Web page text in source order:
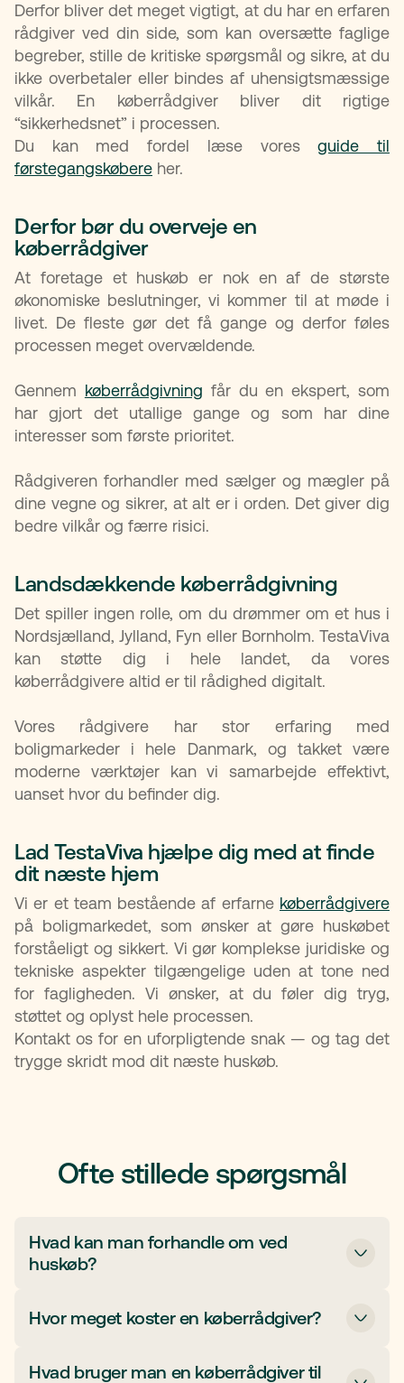
Derfor bliver det meget vigtigt, at du har en erfaren
rådgiver ved din side, som kan oversætte faglige
begreber, stille de kritiske spørgsmål og sikre, at du
ikke overbetaler eller bindes af uhensigtsmæssige
vilkår. En køberrådgiver bliver dit rigtige
“sikkerhedsnet” i processen.
Du kan med fordel læse voresguide til
førstegangskøbere her.
Derfor bør du overveje en
køberrådgiver
At foretage et huskøb er nok en af de største
økonomiske beslutninger, vi kommer til at møde i
livet. De fleste gør det få gange og derfor føles
processen meget overvældende.
Gennem køberrådgivning får du en ekspert, som
har gjort det utallige gange og som har dine
interesser som første prioritet.
Rådgiveren forhandler med sælger og mægler på
dine vegne og sikrer, at alt er i orden. Det giver dig
bedre vilkår og færre risici.
Landsdækkende køberrådgivning
Det spiller ingen rolle, om du drømmer om et hus i
Nordsjælland, Jylland, Fyn eller Bornholm. TestaViva
kan støtte dig i hele landet, da vores
køberrådgivere altid er til rådighed digitalt.
Vores rådgivere har stor erfaring med
boligmarkeder i hele Danmark, og takket være
moderne værktøjer kan vi samarbejde effektivt,
uanset hvor du befinder dig.
Lad TestaViva hjælpe dig med at finde
dit næste hjem
Vi er et team bestående af erfarne køberrådgivere
på boligmarkedet, som ønsker at gøre huskøbet
forståeligt og sikkert. Vi gør komplekse juridiske og
tekniske aspekter tilgængelige uden at tone ned
for fagligheden. Vi ønsker, at du føler dig tryg,
støttet og oplyst hele processen.
Kontakt os for en uforpligtende snak — og tag det
trygge skridt mod dit næste huskøb.
Ofte stillede spørgsmål
Hvad kan man forhandle om ved
huskøb?
forbedringer kan forhandles. Her kan en
Hvor meget koster en køberrådgiver?
forældrekøbets kompleksitet. Hos TestaViva
Hvad bruger man en køberrådgiver til